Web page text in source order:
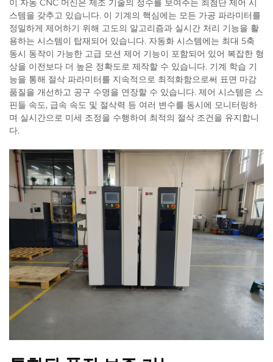
이 자동 CNC 머신은 제조 기술의 정수를 보여주는 최첨단 제어 시
스템을 갖추고 있습니다. 이 기계의 핵심에는 모든 가공 파라미터를
정밀하게 제어하기 위해 고도의 알고리즘과 실시간 처리 기능을 활
용하는 시스템이 탑재되어 있습니다. 자동화 시스템에는 최대 5축
동시 동작이 가능한 고급 모션 제어 기능이 포함되어 있어 복잡한 형
상을 이전보다 더 높은 정확도로 제작할 수 있습니다. 기계 학습 기
능을 통해 절삭 파라미터를 지속적으로 최적화함으로써 표면 마감
품질을 개선하고 공구 수명을 연장할 수 있습니다. 제어 시스템은 스
핀들 속도, 급속 속도 및 절삭력 등 여러 변수를 동시에 모니터링하
며 실시간으로 미세 조정을 수행하여 최적의 절삭 조건을 유지합니
다.